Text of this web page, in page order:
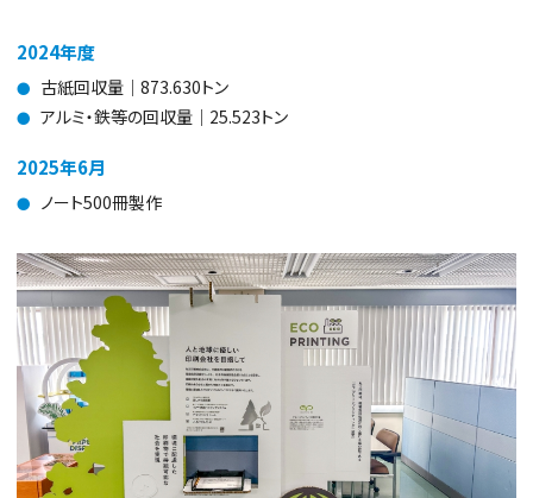
2024年度
● 古紙回収量｜873.630トン
● アルミ・鉄等の回収量｜25.523トン
2025年6月
● ノート500冊製作